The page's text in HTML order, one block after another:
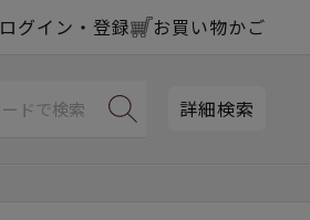
ログイン・登録 お買い物かご
詳細検索